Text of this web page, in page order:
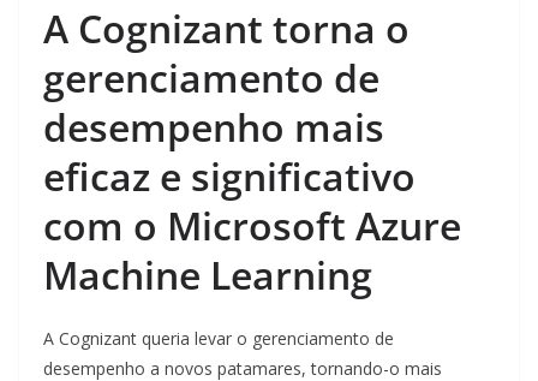
A Cognizant torna o
gerenciamento de
desempenho mais
eficaz e significativo
com o Microsoft Azure
Machine Learning
A Cognizant queria levar o gerenciamento de
desempenho a novos patamares, tornando-o mais